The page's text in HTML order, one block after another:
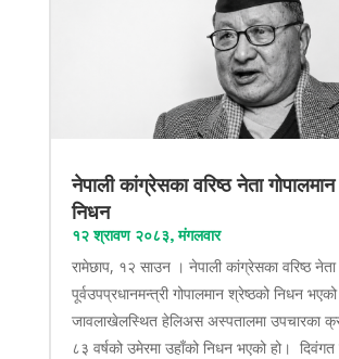
नेपाली कांग्रेसका वरिष्ठ नेता
निधन
१२ श्रावण २०८३, मंगलवार
रामेछाप, १२ साउन । नेपाली कांग्रेसका वरिष्ठ
पूर्वउपप्रधानमन्त्री गोपालमान श्रेष्ठको निधन
जावलाखेलस्थित हेलिअस अस्पतालमा उपचारका
८३ वर्षको उमेरमा उहाँको निधन भएको हो। दिवंगत